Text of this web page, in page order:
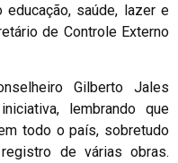
saúde, lazer e
de Controle Externo
Gilberto Jales
lembrando que
todo o país, sobretudo
de várias obras.